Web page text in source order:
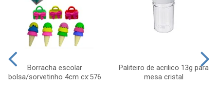
Borracha escolar
bolsa/sorvetinho 4cm cx:576
Paliteiro de acrilico 13g para
mesa cristal